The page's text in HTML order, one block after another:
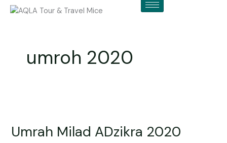
Skip
umroh 2020
Umrah Milad ADzikra 2020
ADzikra